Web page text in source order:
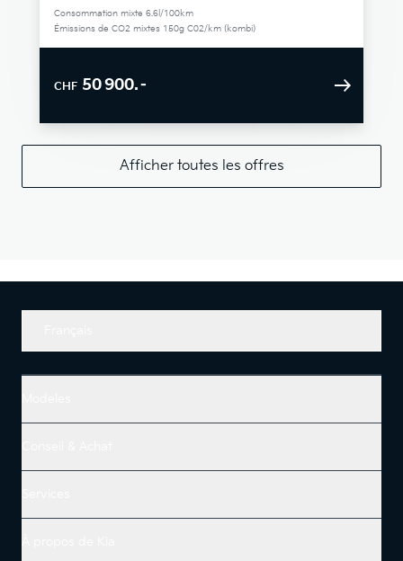
Consommation mixte 6.6l/100km
Émissions de CO2 mixtes 150g C02/km (kombi)
CHF 50 900.–
Afficher toutes les offres